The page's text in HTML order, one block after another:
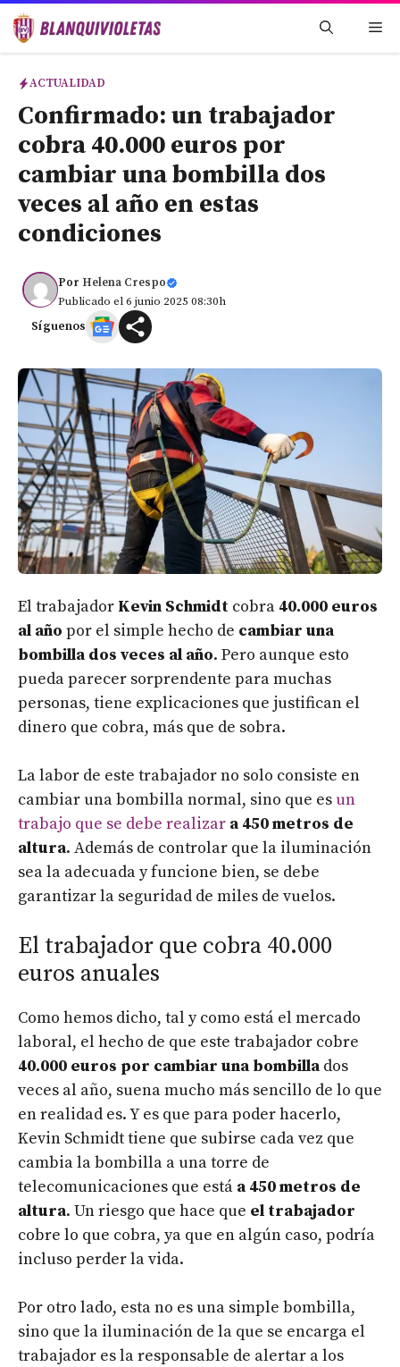
Saltar
ACTUALIDAD
Confirmado: un trabajador
cobra 40.000 euros por
cambiar una bombilla dos
veces al año en estas
condiciones
Por Helena Crespo
Publicado el 6 junio 2025 08:30h
Síguenos
El trabajador Kevin Schmidt cobra 40.000 euros
al año por el simple hecho de cambiar una
bombilla dos veces al año. Pero aunque esto
pueda parecer sorprendente para muchas
personas, tiene explicaciones que justifican el
dinero que cobra, más que de sobra.
La labor de este trabajador no solo consiste en
cambiar una bombilla normal, sino que es un
trabajo que se debe realizar a 450 metros de
altura. Además de controlar que la iluminación
sea la adecuada y funcione bien, se debe
garantizar la seguridad de miles de vuelos.
El trabajador que cobra 40.000
euros anuales
Como hemos dicho, tal y como está el mercado
laboral, el hecho de que este trabajador cobre
40.000 euros por cambiar una bombilla dos
veces al año, suena mucho más sencillo de lo que
en realidad es.Y es que para poder hacerlo,
Kevin Schmidt tiene que subirse cada vez que
cambia la bombilla a una torre de
telecomunicaciones que está a 450 metros de
altura. Un riesgo que hace que el trabajador
cobre lo que cobra, ya que en algún caso, podría
incluso perder la vida.
Por otro lado, esta no es una simple bombilla,
sino que la iluminación de la que se encarga el
trabajador es la responsable de alertar a los